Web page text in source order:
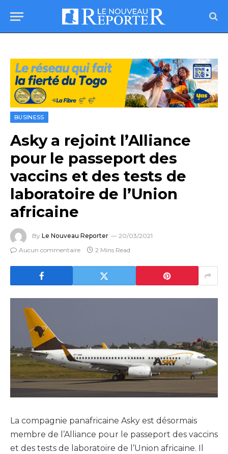
BUSINESS
Asky a rejoint l’Alliance
pour le passeport des
vaccins et des tests de
laboratoire de l’Union
africaine
By Le Nouveau Reporter
20/03/2021
Aucun commentaire
2 Mins Read
La compagnie panafricaine Asky est désormais
membre de l’Alliance pour le passeport des vaccins
et des tests de laboratoire de l’Union africaine. Il